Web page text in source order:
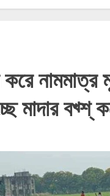
নামমাত্র
মাদার বখ্শ্